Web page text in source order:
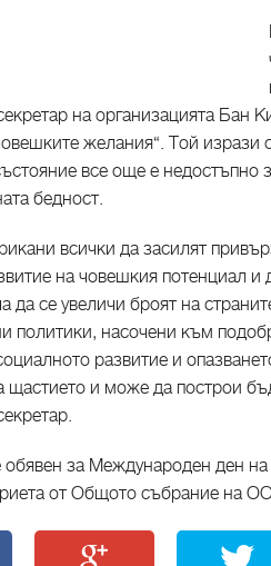
на организацията Бан
желания“. Той изрази
все още е недостъпно
бедност.
всички да засилят
на човешкия потенциал и
да се увеличи броят на
политики, насочени към
развитие и
щастието и може да построи
за Международен ден
от Общото събрание на